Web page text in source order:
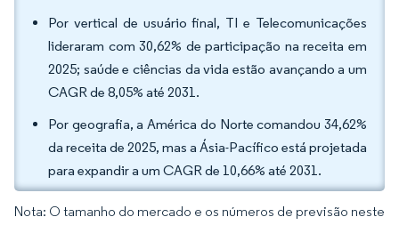
Por vertical de usuário final, TI e Telecomunicações
lideraram com 30,62% de participação na receita em
2025; saúde e ciências da vida estão avançando a um
CAGR de 8,05% até 2031.
Por geografia, a América do Norte comandou 34,62%
da receita de 2025, mas a Ásia-Pacífico está projetada
para expandir a um CAGR de 10,66% até 2031.
Nota: O tamanho do mercado e os números de previsão neste